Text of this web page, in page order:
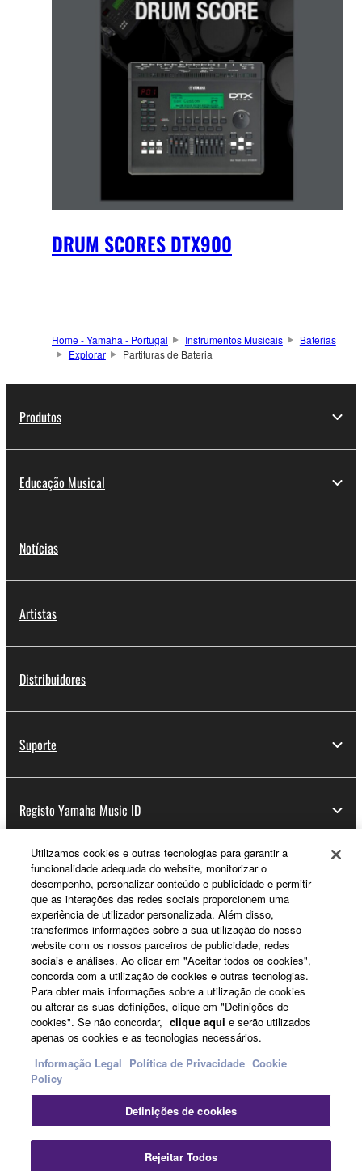
DRUM SCORES DTX900
Home - Yamaha - Portugal Instrumentos Musicais
Baterias
Explorar
Partituras de Bateria
Produtos
Educação Musical
Notícias
Artistas
Distribuidores
Suporte
Registo Yamaha Music ID
Sobre a Yamaha
Portugal - Portuguese
Negócio
Contacte-nosTermos e CondiçõesPolítica de Privacidade
Política de cookiesInformação Legal
Utilizamos cookies e outras tecnologias para garantir a
funcionalidade adequada do website, monitorizar o
desempenho, personalizar conteúdo e publicidade e permitir
que as interações das redes sociais proporcionem uma
experiência de utilizador personalizada. Além disso,
transferimos informações sobre a sua utilização do nosso
website com os nossos parceiros de publicidade, redes
sociais e análises. Ao clicar em "Aceitar todos os cookies",
concorda com a utilização de cookies e outras tecnologias.
Para obter mais informações sobre a utilização de cookies
ou alterar as suas definições, clique em "Definições de
cookies". Se não concordar, clique aqui e serão utilizados
apenas os cookies e as tecnologias necessários.
Informação Legal Política de Privacidade Cookie
Policy
Definições de cookies
Rejeitar Todos